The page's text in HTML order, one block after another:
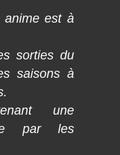
anime est à
sorties du
saisons à
une
par les